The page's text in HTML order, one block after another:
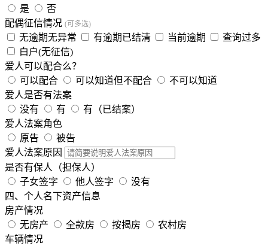
是
否
配偶征信情况 (可多选)
无逾期无异常 有逾期已结清 当前逾期
查询过多
白户(无征信)
爱人可以配合么？
可以配合
可以知道但不配合
不可以知道
爱人是否有法案
没有
有
有（已结案）
爱人法案角色
原告
被告
爱人法案原因
是否有保人（担保人）
子女签字
他人签字
没有
四、个人名下资产信息
房产情况
无房产
全款房 按揭房
农村房
车辆情况